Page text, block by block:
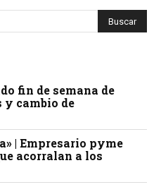
fin de semana de
y cambio de
| Empresario pyme
acorralan a los